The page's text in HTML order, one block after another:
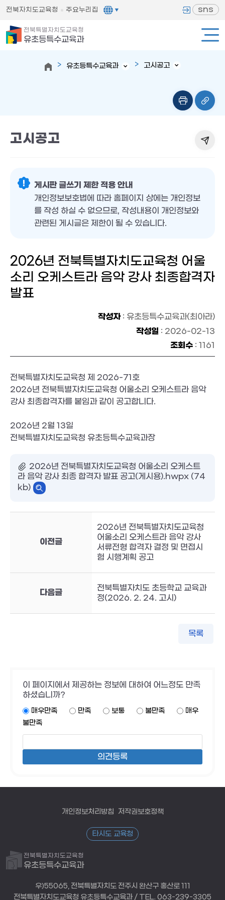
전북자치도교육청 주요누리집 sns
전북특별자치도교육청
유초등특수교육과
유초등특수교육과 고시공고
고시공고
게시판 글쓰기 제한 적용 안내
개인정보보호법에 따라 홈페이지 상에는 개인정보
를 작성 하실 수 없으므로, 작성내용이 개인정보와
관련된 게시글은 제한이 될 수 있습니다.
2026년 전북특별자치도교육청 어울
소리 오케스트라 음악 강사 최종합격자
발표
작성자: 유초등특수교육과(최아라)
작성일 : 2026-02-13
조회수 : 1161
전북특별자치도교육청 제 2026-71호
2026년 전북특별자치도교육청 어울소리 오케스트라 음악
강사 최종합격자를 붙임과 같이 공고합니다.
2026년 2월 13일
전북특별자치도교육청 유초등특수교육과장
2026년 전북특별자치도교육청 어울소리 오케스트
라 음악 강사 최종 합격자 발표 공고(게시용).hwpx (74
kb)
이전글
2026년 전북특별자치도교육청
어울소리 오케스트라 음악 강사
서류전형 합격자 결정 및 면접시
험 시행계획 공고
다음글
전북특별자치도 초등학교 교육과
정(2026. 2. 24. 고시)
목록
이 페이지에서 제공하는 정보에 대하여 어느정도 만족
하셨습니까?
매우만족 만족 보통 불만족
매우
불만족
개인정보처리방침 저작권보호정책
타시도 교육청
전북특별자치도교육청
유초등특수교육과
우)55065, 전북특별자치도 전주시 완산구 홍산로 111
전북특별자치도교육청 유초등특수교육과 / TEL. 063-239-3305